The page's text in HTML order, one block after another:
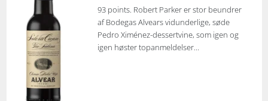
93 points. Robert Parker er stor beundrer
af Bodegas Alvears vidunderlige, søde
Pedro Ximénez-dessertvine, som igen og
igen høster topanmeldelser...